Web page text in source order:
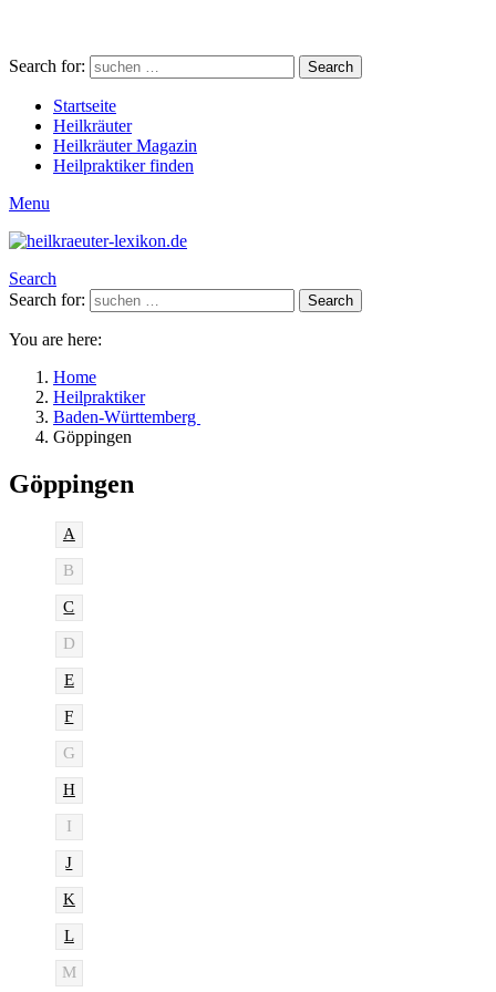
Search for: Search
Startseite
Heilkräuter
Heilkräuter Magazin
Heilpraktiker finden
Menu
Search
Search for:
Search
You are here:
Home
Heilpraktiker
Baden-Württemberg
Göppingen
Göppingen
A
B
C
D
E
F
G
H
I
J
K
L
M